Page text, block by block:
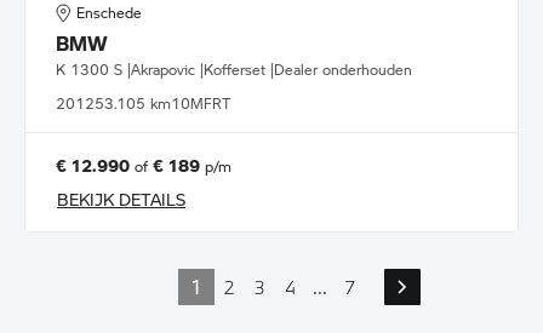
Enschede
BMW
K 1300 S |Akrapovic |Kofferset |Dealer onderhouden
201253.105 km10MFRT
€ 12.990 of € 189 p/m
BEKIJK DETAILS
1 2 3 4 ... 7